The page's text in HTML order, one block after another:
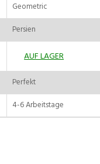
Geometric
Persien
AUF LAGER
Perfekt
4-6 Arbeitstage